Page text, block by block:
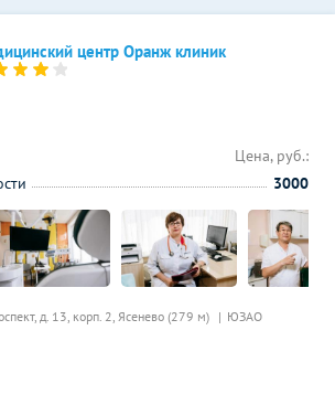
центр Оранж клиник
д. 13, корп. 2,Ясенево (279 м) ЮЗАО
Цена, руб.:
3000